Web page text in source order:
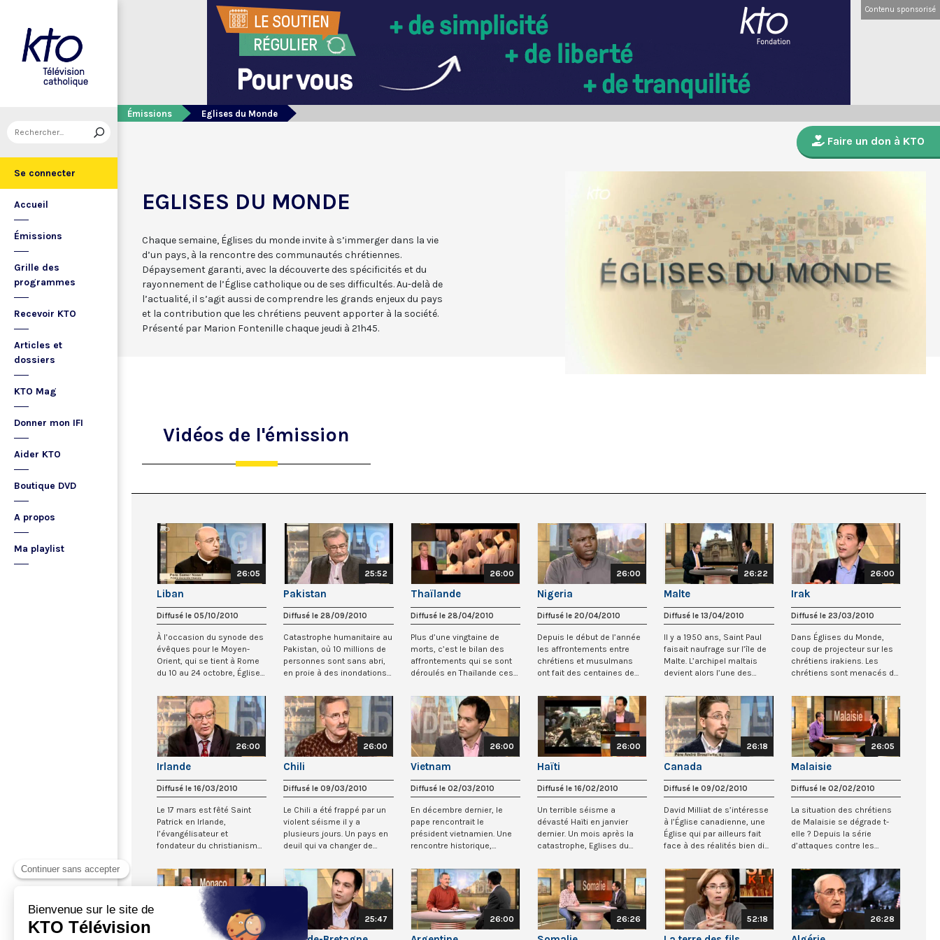
Se connecter
Accueil
Émissions
Grille des
programmes
Recevoir KTO
Articles et
dossiers
KTO Mag
Donner mon IFI
Aider KTO
Boutique DVD
A propos
Ma playlist
Contenu sponsorisé
Émissions Eglises du Monde
Faire un don à KTO
EGLISES DU MONDE
Chaque semaine, Églises du monde invite à s’immerger dans la vie
d’un pays, à la rencontre des communautés chrétiennes.
Dépaysement garanti, avec la découverte des spécificités et du
rayonnement de l’Église catholique ou de ses difficultés. Au-delà de
l’actualité, il s’agit aussi de comprendre les grands enjeux du pays
et la contribution que les chrétiens peuvent apporter à la société.
Présenté par Marion Fontenille chaque jeudi à 21h45.
Vidéos de l'émission
26:05
Liban
Diffusé le 05/10/2010
À l’occasion du synode des
évêques pour le Moyen-
Orient, qui se tient à Rome
du 10 au 24 octobre, Églises
25:52
Pakistan
Diffusé le 28/09/2010
Catastrophe humanitaire au
Pakistan, où 10 millions de
personnes sont sans abri,
en proie à des inondations
26:00
Thaïlande
Diffusé le 28/04/2010
Plus d’une vingtaine de
morts, c’est le bilan des
affrontements qui se sont
déroulés en Thaïlande ces
26:00
Nigeria
Diffusé le 20/04/2010
Depuis le début de l’année
les affrontements entre
chrétiens et musulmans
ont fait des centaines de
26:22
Malte
Diffusé le 13/04/2010
Il y a 1950 ans, Saint Paul
faisait naufrage sur l’île de
Malte. L’archipel maltais
devient alors l’une des
26:00
Irak
Diffusé le 23/03/2010
Dans Églises du Monde,
coup de projecteur sur les
chrétiens irakiens. Les
chrétiens sont menacés de
26:00
Irlande
Diffusé le 16/03/2010
Le 17 mars est fêté Saint
Patrick en Irlande,
l’évangélisateur et
fondateur du christianisme
26:00
Chili
Diffusé le 09/03/2010
Le Chili a été frappé par un
violent séisme il y a
plusieurs jours. Un pays en
deuil qui va changer de
26:00
Vietnam
Diffusé le 02/03/2010
En décembre dernier, le
pape rencontrait le
président vietnamien. Une
rencontre historique,
26:00
Haïti
Diffusé le 16/02/2010
Un terrible séisme a
dévasté Haïti en janvier
dernier. Un mois après la
catastrophe, Eglises du
26:18
Canada
Diffusé le 09/02/2010
David Milliat de s’intéresse
à l’Église canadienne, une
Église qui par ailleurs fait
face à des réalités bien di...
26:05
Malaisie
Diffusé le 02/02/2010
La situation des chrétiens
de Malaisie se dégrade t-
elle ? Depuis la série
d’attaques contre les
25:57 25:47 26:00 26:26 52:18 26:28